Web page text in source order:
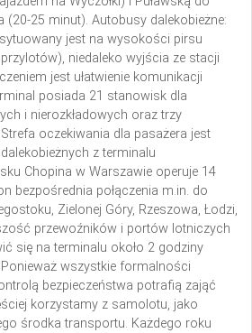
(20-25 minut). Autobusy dalekobieżne:
jest na wysokości pirsu
niedaleko wyjścia ze stacji
jest ułatwienie komunikacji
posiada 21 stanowisk dla
i nierozkładowych oraz trzy
oczekiwania dla pasażera jest
z terminalu
Chopina w Warszawie operuje 14
bezpośrednia połączenia m.in. do
Zielonej Góry, Rzeszowa, Łodzi,
przewoźników i portów lotniczych
się na terminalu około 2 godziny
wszystkie formalności
bezpieczeństwa potrafią zająć
korzystamy z samolotu, jako
środka transportu. Każdego roku